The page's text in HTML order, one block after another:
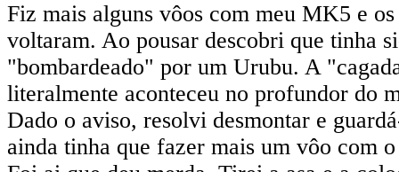
Fiz mais alguns vôos com meu MK5 e os
voltaram. Ao pousar descobri que tinha
"bombardeado" por um Urubu. A
literalmente aconteceu no profundor do
Dado o aviso, resolvi desmontar e
ainda tinha que fazer mais um vôo com